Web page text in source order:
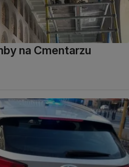
na Cmentarzu